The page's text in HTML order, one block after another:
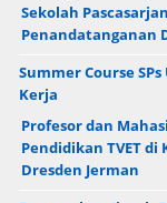
Sekolah
Penandatanganan
Summer Course
Kerja
Profesor dan
Pendidikan TVET
Dresden Jerman